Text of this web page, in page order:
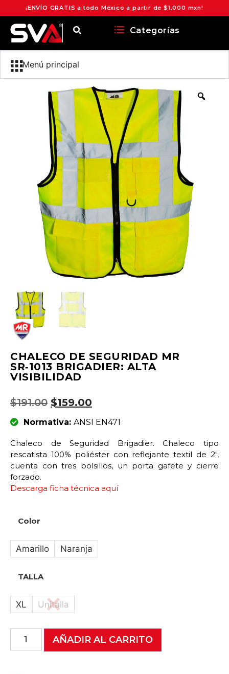
¡ENVÍO GRATIS a todo México a partir de $1,000 mxn!
Categorías
Menú principal
CHALECO DE SEGURIDAD MR
SR‑1013 BRIGADIER: ALTA
VISIBILIDAD
$191.00 $159.00
Normativa: ANSI EN471
Chaleco de Seguridad Brigadier. Chaleco tipo
rescatista 100% poliéster con reflejante textil de 2″,
cuenta con tres bolsillos, un porta gafete y cierre
forzado.
Descarga ficha técnica aquí
Color
Amarillo Naranja
TALLA
XL Unitalla
AÑADIR AL CARRITO